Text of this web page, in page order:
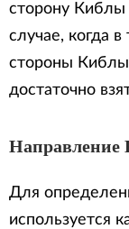
сторону
случае, когда
стороны
достаточно
Направление
Для
используется